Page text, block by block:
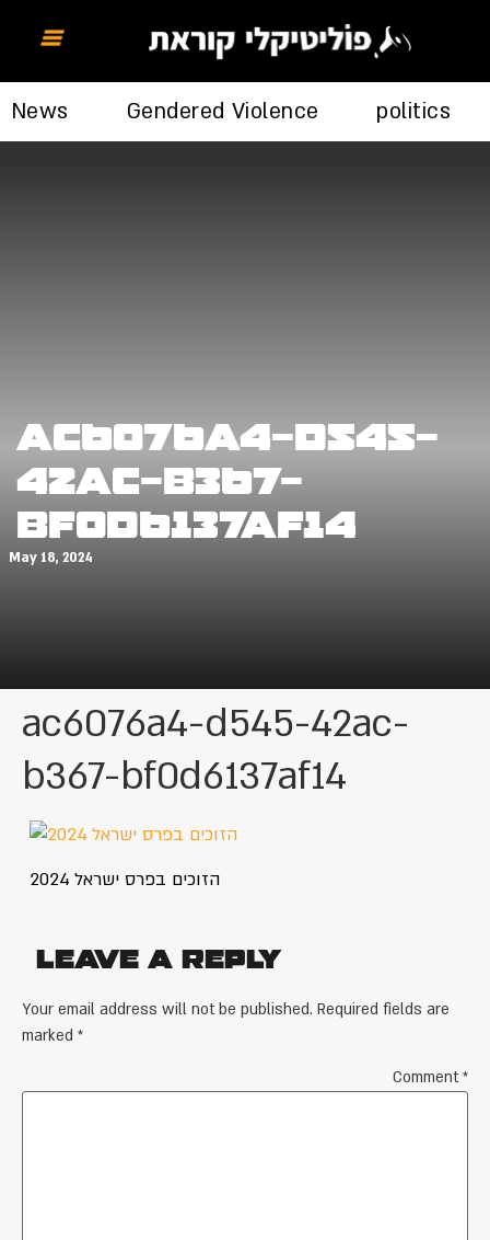
News Gendered Violence politics
ac6076a4-d545-
42ac-b367-
bf0d6137af14
May 18, 2024
ac6076a4-d545-42ac-
b367-bf0d6137af14
הזוכים בפרס ישראל 2024
Leave a Reply
Your email address will not be published. Required fields are
marked *
Comment*